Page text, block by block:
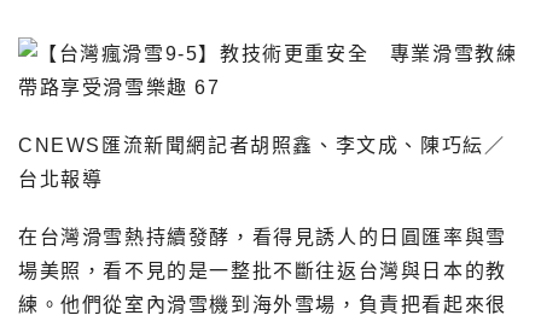
CNEWS匯流新聞網記者胡照鑫、李文成、陳巧紜／
台北報導
在台灣滑雪熱持續發酵，看得見誘人的日圓匯率與雪
場美照，看不見的是一整批不斷往返台灣與日本的教
練。他們從室內滑雪機到海外雪場，負責把看起來很